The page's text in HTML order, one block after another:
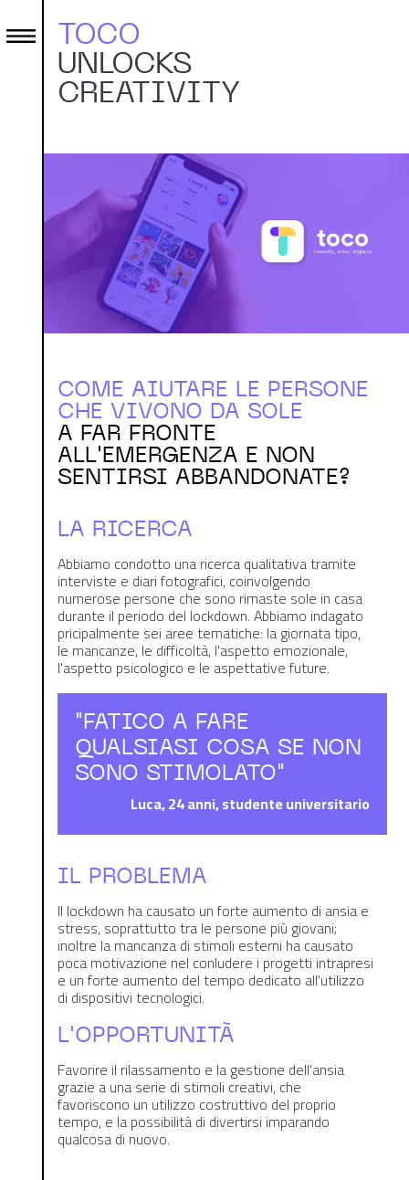
TOCO
UNLOCKS
CREATIVITY
COME AIUTARE LE PERSONE
CHE VIVONO DA SOLE
A FAR FRONTE
ALL'EMERGENZA E NON
SENTIRSI ABBANDONATE?
LA RICERCA
Abbiamo condotto una ricerca qualitativa tramite
interviste e diari fotografici, coinvolgendo
numerose persone che sono rimaste sole in casa
durante il periodo del lockdown. Abbiamo indagato
pricipalmente sei aree tematiche: la giornata tipo,
le mancanze, le difficoltà, l'aspetto emozionale,
l'aspetto psicologico e le aspettative future.
"FATICO A FARE
QUALSIASI COSA SE NON
SONO STIMOLATO"
Luca, 24 anni, studente universitario
IL PROBLEMA
Il lockdown ha causato un forte aumento di ansia e
stress, soprattutto tra le persone più giovani;
inoltre la mancanza di stimoli esterni ha causato
poca motivazione nel conludere i progetti intrapresi
e un forte aumento del tempo dedicato all'utilizzo
di dispositivi tecnologici.
L'OPPORTUNITÀ
Favorire il rilassamento e la gestione dell'ansia
grazie a una serie di stimoli creativi, che
favoriscono un utilizzo costruttivo del proprio
tempo, e la possibilità di divertirsi imparando
qualcosa di nuovo.